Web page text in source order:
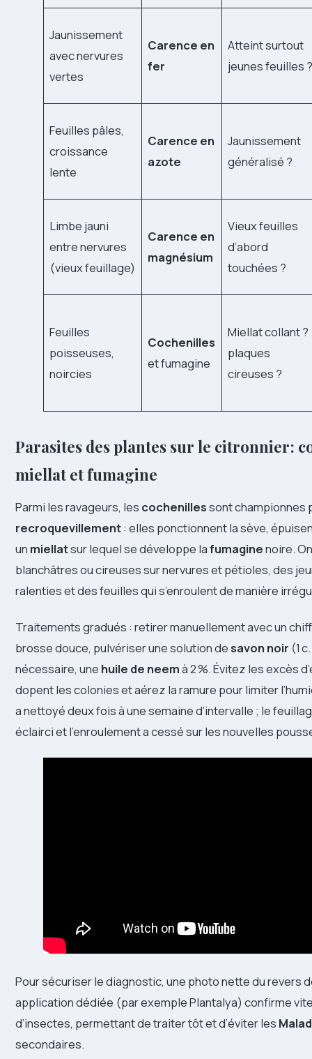
Jaunissement
avec nervures
vertes
Carence en
fer
Atteint surtout
jeunes feuilles
Feuilles pâles,
croissance
lente
Carence en
azote
Jaunissement
généralisé ?
Limbe jauni
entre nervures
(vieux feuillage)
Carence en
magnésium
Vieux feuilles
d’abord
touchées ?
Feuilles
poisseuses,
noircies
Cochenilles
et fumagine
Miellat collant ?
plaques
cireuses ?
Parasites des plantes sur le citronnier :
miellat et fumagine
Parmi les ravageurs, les cochenillessont championnes
recroquevillement: elles ponctionnent la sève,
un miellatsur lequel se développe lafumaginenoire.
blanchâtres ou cireuses sur nervures et pétioles, des
ralenties et des feuilles qui s’enroulent de manière
Traitements gradués : retirer manuellement avec un
brosse douce, pulvériser une solution desavon noir (1
nécessaire, une huile de neemà 2 %. Évitez les excès
dopent les colonies et aérez la ramure pour limiter
a nettoyé deux fois à une semaine d’intervalle ; le
éclairci et l’enroulement a cessé sur les nouvelles
Pour sécuriser le diagnostic, une photo nette du revers
application dédiée (par exemple Plantalya) confirme
d’insectes, permettant de traiter tôt et d’éviter les
secondaires.